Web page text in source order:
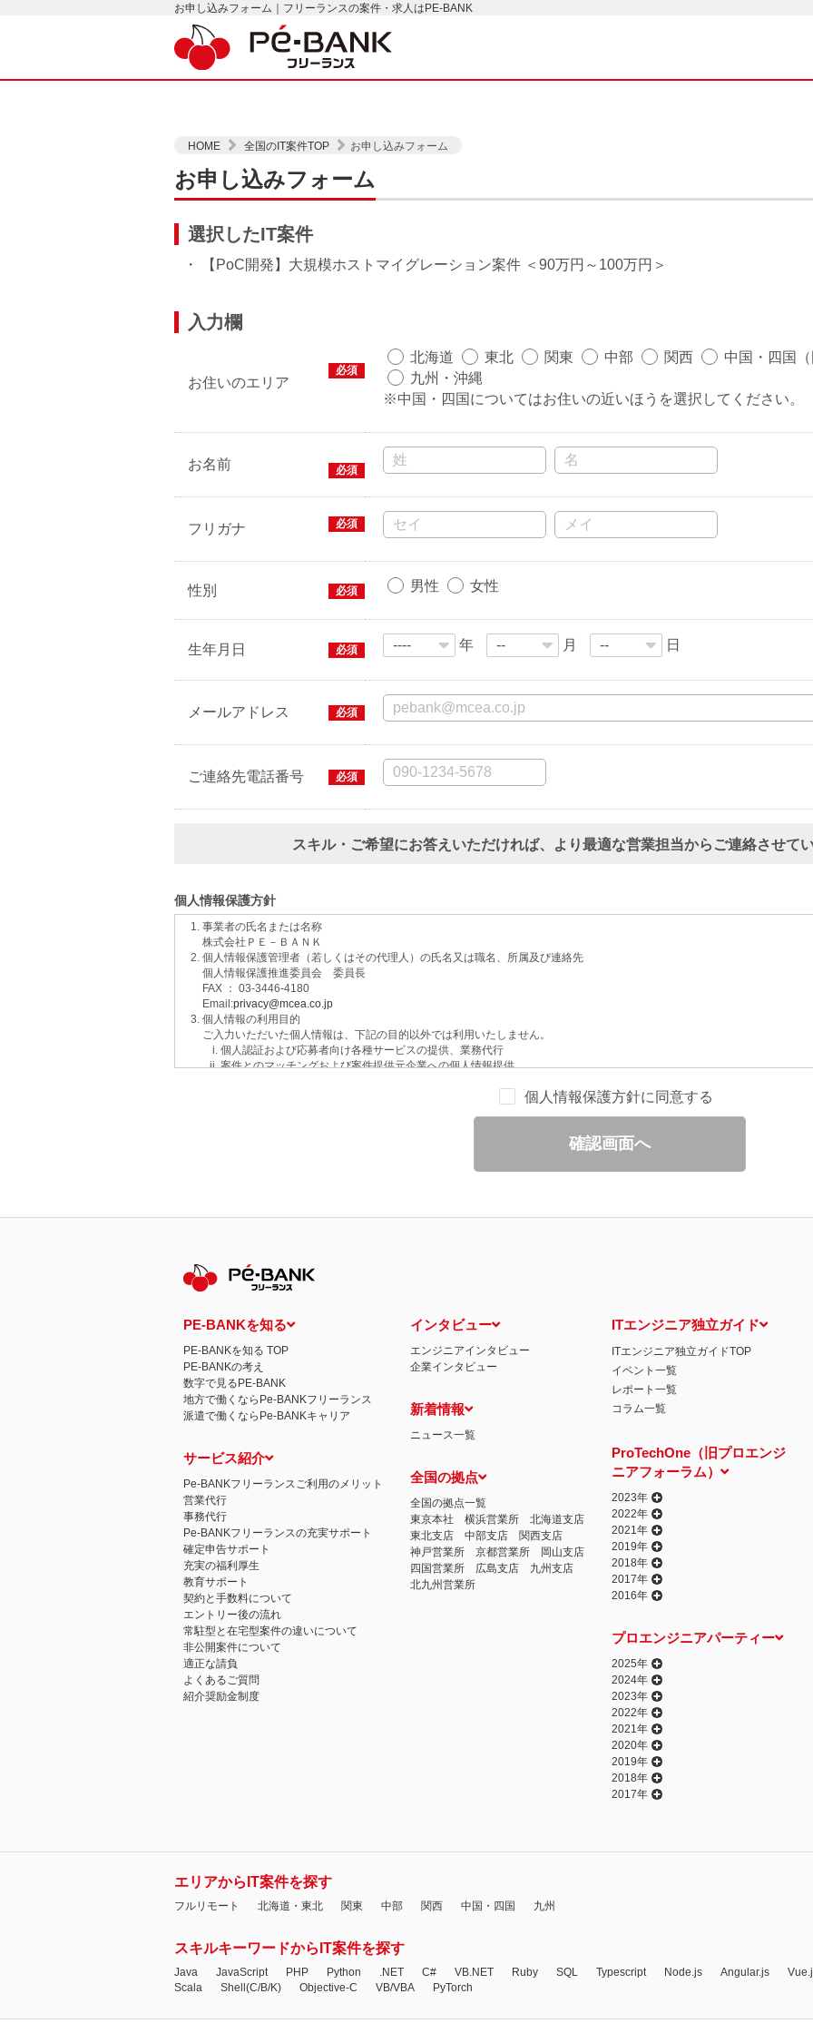
お申し込みフォーム｜フリーランスの案件・求人はPE-BANK
HOME 全国のIT案件TOP お申し込みフォーム
お申し込みフォーム
選択したIT案件
・ 【PoC開発】大規模ホストマイグレーション案件 90万円～100万円
入力欄
お住いのエリア
必須
北海道 東北 関東 中部 関西 中国・四国（
九州・沖縄
※中国・四国についてはお住いの近いほうを選択してください。
お名前 必須
フリガナ 必須
性別 必須 男性 女性
生年月日 必須 年 月 日
メールアドレス 必須
ご連絡先電話番号 必須
スキル・ご希望にお答えいただければ、より最適な営業担当からご連絡させて
個人情報保護方針
事業者の氏名または名称
株式会社ＰＥ－ＢＡＮＫ
個人情報保護管理者（若しくはその代理人）の氏名又は職名、所属及び連絡先
個人情報保護推進委員会 委員長
FAX ： 03-3446-4180
Email:privacy@mcea.co.jp
個人情報の利用目的
ご入力いただいた個人情報は、下記の目的以外では利用いたしません。
個人認証および応募者向け各種サービスの提供、業務代行
案件とのマッチングおよび案件提供元企業への個人情報提供
当社運営のウェブサイト訪問前にクリックされている広告の情報（クリック日や広告掲載サイトなど）を取得のうえ、情
取得した個人情報は法令等による場合を除いて第三者に提供することはありません。
保有個人データの開示等および問い合わせ窓口について
開示等に応ずる窓口は、下記 個人情報相談窓口になります。
認定個人情報保護団体の名称および、苦情の解決の申出先
苦情の解決の申出先
相談・苦情受付窓口
住所 〒108-0074 東京都港区高輪二丁目15番8号 グレイスビル泉岳寺前
TEL： 03-6311-7161 FAX： 03-4415-2032
本人が容易に認識できない方法による個人情報の取得
当ウェブサイトでは、広告配信事業者が提供するプログラムを利用し、特定のサイトにおいて行動ターゲティング広告（サ
心にあわせて広告を配信する広告手法）を行っております。 その際、ユーザーのサイト訪問履歴情報を採取するためCookie
別できるような情報は一切含まれておりません）。
個人情報の安全管理措置について
取得した個人情報については、漏洩、減失またはき損の防止と是正、その他個人情報の安全管理のために必要かつ適切な措置
当社の個人情報の取扱いに関する苦情、相談等の問合せ先
株式会社ＰＥ－ＢＡＮＫ 個人情報相談窓口
FAX：03-3446-4180
Email： privacy@mcea.co.jp
個人情報保護方針に同意する
確認画面へ
PE-BANKを知る
PE-BANKを知る TOP
PE-BANKの考え
数字で見るPE-BANK
地方で働くならPe-BANKフリーランス
派遣で働くならPe-BANKキャリア
サービス紹介
Pe-BANKフリーランスご利用のメリット
営業代行
事務代行
Pe-BANKフリーランスの充実サポート
確定申告サポート
充実の福利厚生
教育サポート
契約と手数料について
エントリー後の流れ
常駐型と在宅型案件の違いについて
非公開案件について
適正な請負
よくあるご質問
紹介奨励金制度
インタビュー
エンジニアインタビュー
企業インタビュー
新着情報
ニュース一覧
全国の拠点
全国の拠点一覧
東京本社
横浜営業所
北海道支店
東北支店
中部支店
関西支店
神戸営業所
京都営業所
岡山支店
四国営業所
広島支店
九州支店
北九州営業所
ITエンジニア独立ガイド
ITエンジニア独立ガイドTOP
イベント一覧
レポート一覧
コラム一覧
ProTechOne（旧プロエンジ
ニアフォーラム）
2023年
2022年
2021年
2019年
2018年
2017年
2016年
プロエンジニアパーティー
2025年
2024年
2023年
2022年
2021年
2020年
2019年
2018年
2017年
エリアからIT案件を探す
フルリモート 北海道・東北 関東 中部 関西 中国・四国 九州
スキルキーワードからIT案件を探す
Java JavaScript PHP Python .NET C# VB.NET Ruby SQL Typescript Node.js Angular.js
Scala
Shell(C/B/K) Objective-C VB/VBA PyTorch